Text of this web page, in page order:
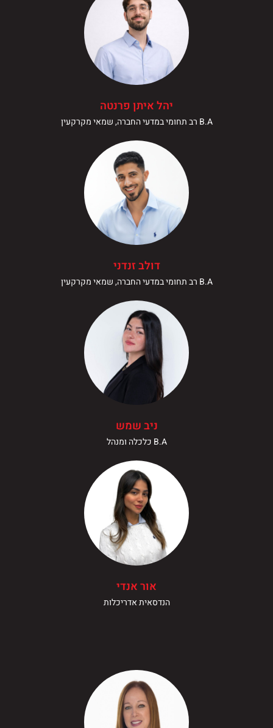
יהל איתן פרנטה
B.A רב תחומי במדעי החברה, שמאי מקרקעין
דולב זנדני
B.A רב תחומי במדעי החברה, שמאי מקרקעין
ניב שמש
B.A כלכלה ומנהל
אור אנדי
הנדסאית אדריכלות